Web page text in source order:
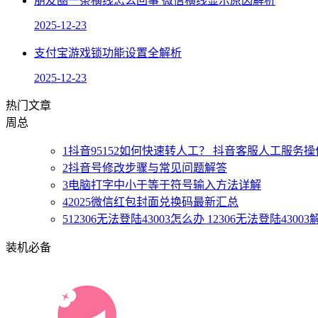
2025-12-23
支付宝游戏锁功能设置全解析
2025-12-23
热门文章
周 总
1抖音95152如何快速转人工？ 抖音客服人工服务操
2抖音号修改步骤与常见问题解答
3电脑打字中小于等于符号输入方法详解
42025微信红包封面兑换码最新汇总
512306无法登陆43003怎么办 12306无法登陆43003
装机必备